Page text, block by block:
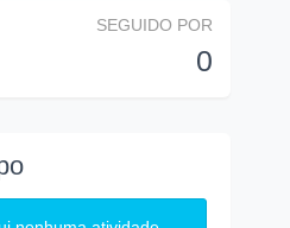
SEGUIDO POR
0